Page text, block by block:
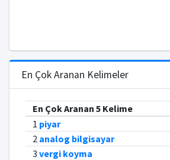
En Çok Aranan Kelimeler
En Çok Aranan 5 Kelime
1 piyar
2 analog bilgisayar
3 vergi koyma